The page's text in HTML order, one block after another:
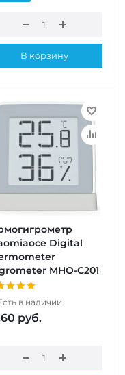
В корзину
Digital
MHO-C201
в наличии
руб.